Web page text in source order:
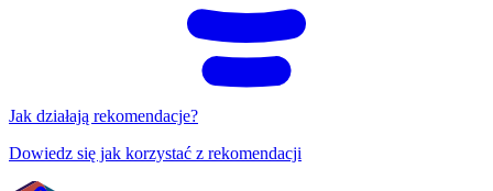
Jak działają rekomendacje?
Dowiedz się jak korzystać z rekomendacji